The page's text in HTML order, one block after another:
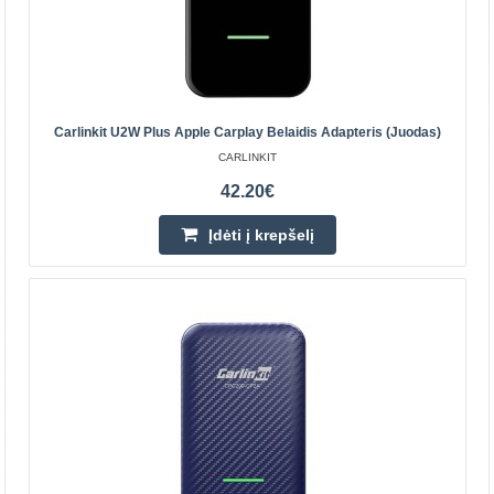
Pridėti prie pageidavimų sąrašo
Carlinkit CCPA belaidis adapteris Apple
Carplay/Android Auto - juodas
Carlinkit U2W Plus Apple Carplay Belaidis Adapteris (juodas)
CARLINKIT
42.20€
Įdėti į krepšelį